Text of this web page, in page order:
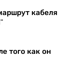
кабеля
того как он